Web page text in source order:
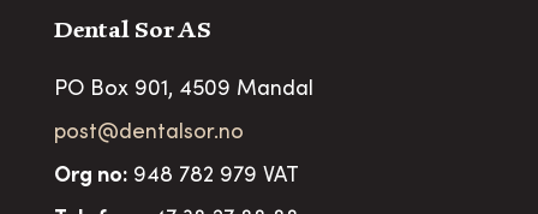
Dental Sor AS
PO Box 901, 4509 Mandal
post@dentalsor.no
Org no:948 782 979 VAT